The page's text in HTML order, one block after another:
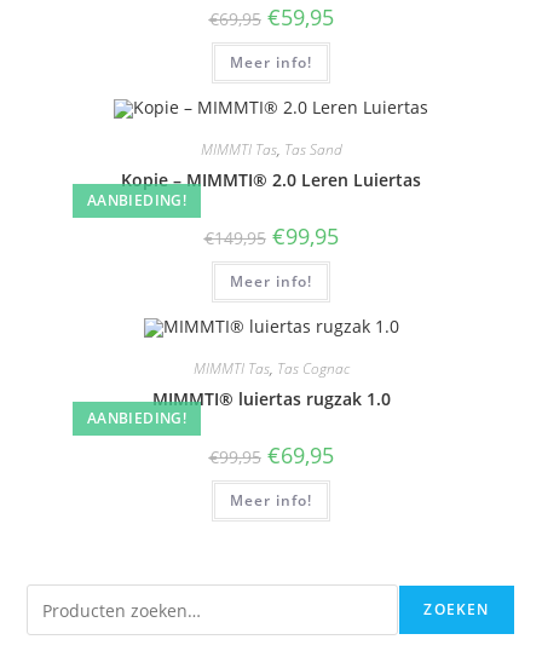
€69,95 Oorspronkelijke
prijs
was:
€69,95.
€59,95Huidige
prijs
Meer info!
AANBIEDING!
MIMMTI Tas, Tas Sand
Kopie – MIMMTI® 2.0 Leren Luiertas
€149,95 Oorspronkelijke
prijs
was:
€149,95.
€99,95Huidige
prijs
Meer info!
AANBIEDING!
MIMMTI Tas, Tas Cognac
MIMMTI® luiertas rugzak 1.0
€99,95 Oorspronkelijke
prijs
was:
€99,95.
€69,95Huidige
prijs
Meer info!
Zoeken ZOEKEN